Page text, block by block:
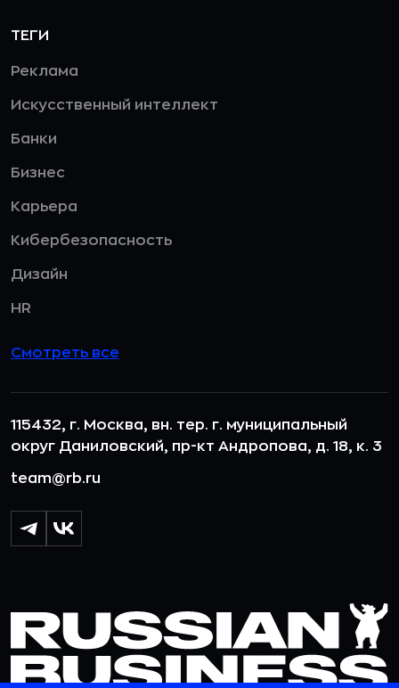
ТЕГИ
Реклама
Искусственный интеллект
Банки
Бизнес
Карьера
Кибербезопасность
Дизайн
HR
Смотреть все
115432, г. Москва, вн. тер. г. муниципальный
округ Даниловский, пр-кт Андропова, д. 18, к. 3
team@rb.ru